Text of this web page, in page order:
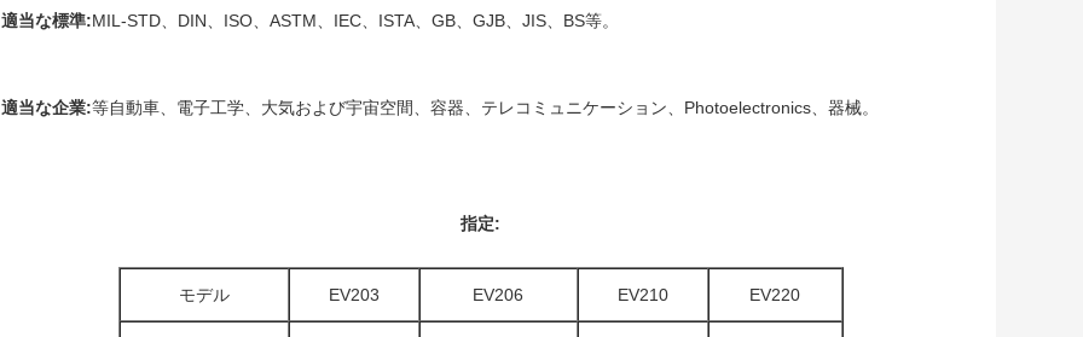
適当な標準:MIL-STD、DIN、ISO、ASTM、IEC、ISTA、GB、GJB、JIS、BS等。
適当な企業:等自動車、電子工学、大気および宇宙空間、容器、テレコミュニケーション、Photoelectronics、器械。
指定:
モデル EV203 EV206 EV210 EV220